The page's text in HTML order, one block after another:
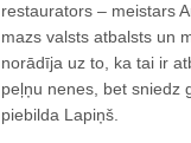
restaurators – meistars
mazs valsts atbalsts un
norādīja uz to, ka tai ir
peļņu nenes, bet sniedz
piebilda Lapiņš.